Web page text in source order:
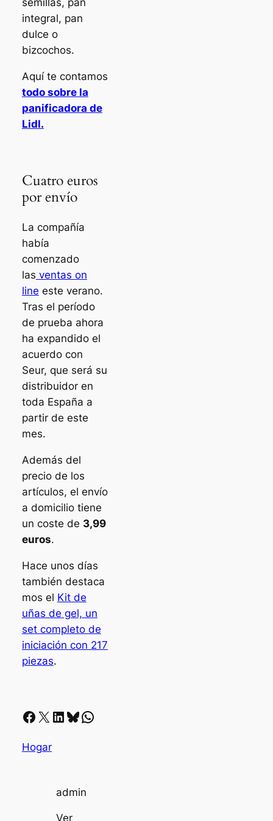
semillas, pan
integral, pan
dulce o
bizcochos.
Aquí te contamos
todo sobre la
panificadora de
Lidl.
Cuatro euros
por envío
La compañía
había
comenzado
las ventas on
line este verano.
Tras el período
de prueba ahora
ha expandido el
acuerdo con
Seur, que será su
distribuidor en
toda España a
partir de este
mes.
Además del
precio de los
artículos, el envío
a domicilio tiene
un coste de 3,99
euros.
Hace unos días
también destaca
mos el Kit de
uñas de gel, un
set completo de
iniciación con 217
piezas.
Facebook X LinkedIn Bluesky Whatsapp
Hogar
admin
Ver